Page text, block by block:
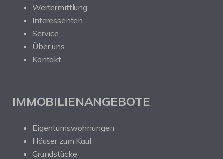
Wertermittlung
Interessenten
Service
Über uns
Kontakt
IMMOBILIENANGEBOTE
Eigentumswohnungen
Häuser zum Kauf
Grundstücke